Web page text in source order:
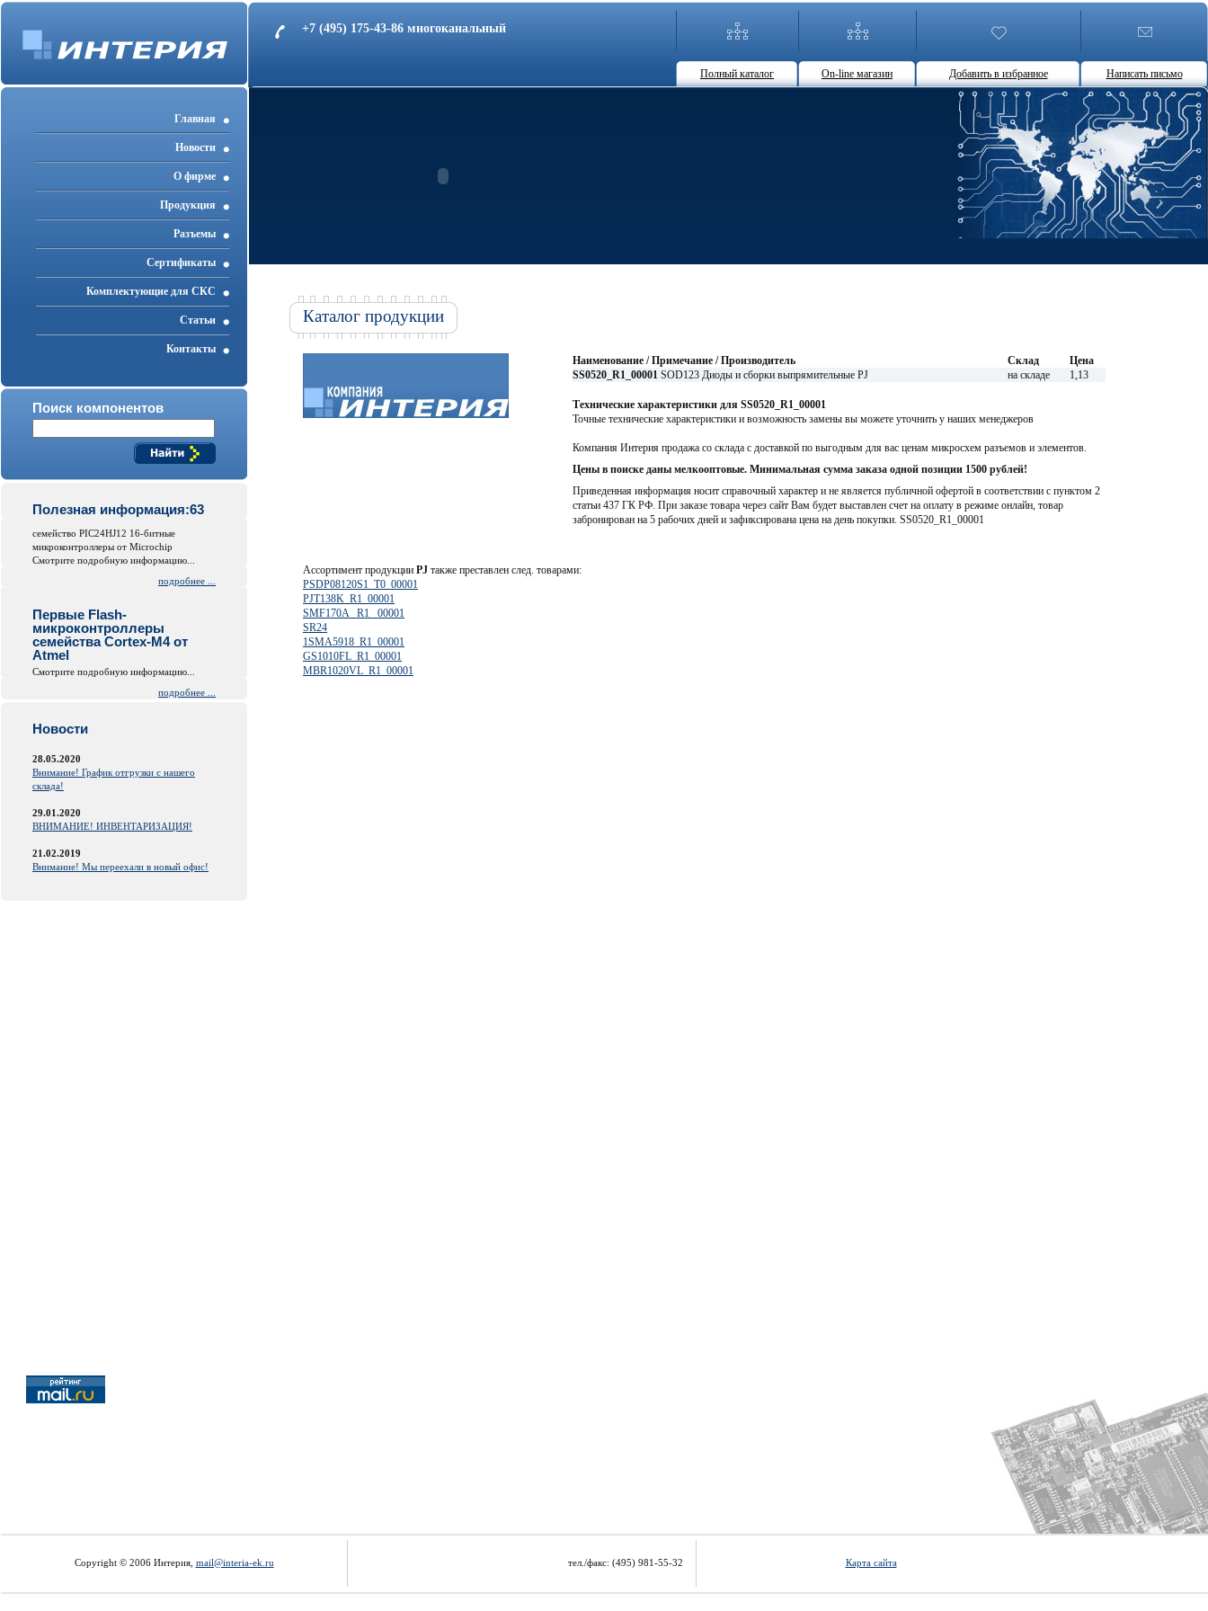
+7 (495) 175-43-86 многоканальный
Полный каталог On-line магазин Добавить в избранное Написать письмо
Главная
Новости
О фирме
Продукция
Разъемы
Cертификаты
Комплектующие для СКС
Статьи
Контакты
Поиск компонентов
Полезная информация:63
семейство PIC24HJ12 16-битные
микроконтроллеры от Microchip
Смотрите подробную информацию...
подробнее ...
Первые Flash-
микроконтроллеры
семейства Cortex-M4 от
Atmel
Смотрите подробную информацию...
подробнее ...
Новости
28.05.2020
Внимание! График отгрузки с нашего
склада!
29.01.2020
ВНИМАНИЕ! ИНВЕНТАРИЗАЦИЯ!
21.02.2019
Внимание! Мы переехали в новый офис!
Каталог продукции
Наименование / Примечание / Производитель Склад
Цена
SS0520_R1_00001 SOD123 Диоды и сборки выпрямительные PJ на складе 1,13
Технические характеристики для SS0520_R1_00001
Точные технические характеристики и возможность замены вы можете уточнить у наших менеджеров
Компания Интерия продажа со склада с доставкой по выгодным для вас ценам микросхем разъемов и элементов.
Цены в поиске даны мелкооптовые. Минимальная сумма заказа одной позиции 1500 рублей!
Приведенная информация носит справочный характер и не является публичной офертой в соответствии с пунктом 2
статьи 437 ГК РФ. При заказе товара через сайт Вам будет выставлен счет на оплату в режиме онлайн, товар
забронирован на 5 рабочих дней и зафиксирована цена на день покупки. SS0520_R1_00001
Ассортимент продукции PJ также преставлен след. товарами:
PSDP08120S1_T0_00001
PJT138K_R1_00001
SMF170A _R1 _00001
SR24
1SMA5918_R1_00001
GS1010FL_R1_00001
MBR1020VL_R1_00001
Copyright © 2006 Интерия, mail@interia-ek.ru тел./факс: (495) 981-55-32 Карта сайта